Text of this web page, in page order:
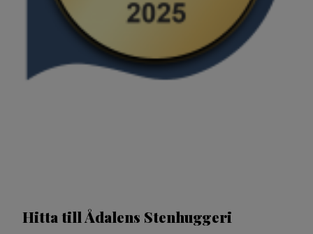
Hitta till Ådalens Stenhuggeri